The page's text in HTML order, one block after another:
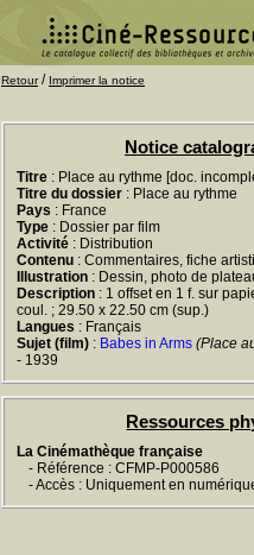
Retour/ Imprimer la notice
Notice
Titre : Place au rythme [doc.
Titre du dossier : Place au rythme
Pays : France
Type : Dossier par film
Activité : Distribution
Contenu : Commentaires, fiche
Illustration : Dessin, photo de
Description : 1 offset en 1 f. sur
coul. ; 29.50 x 22.50 cm (sup.)
Langues : Français
Sujet (film) : Babes in Arms (Place
- 1939
Ressources
La Cinémathèque française
- Référence : CFMP-P000586
- Accès : Uniquement en